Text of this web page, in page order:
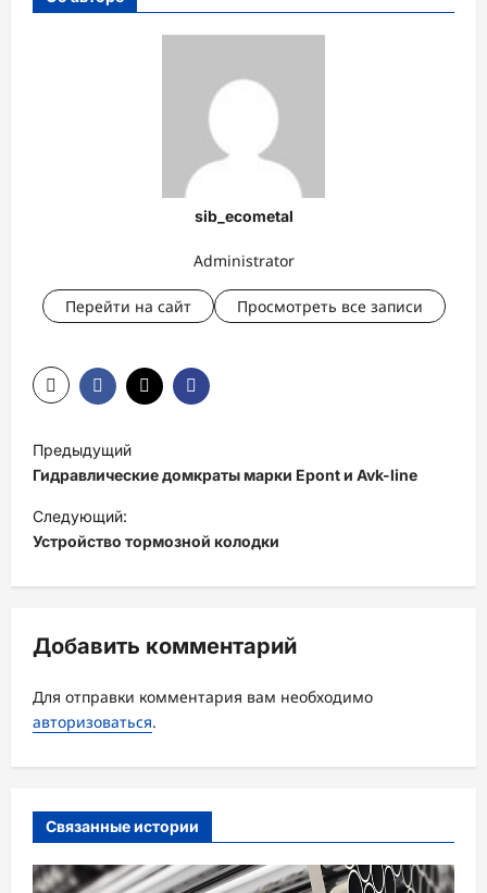
sib_ecometal
Administrator
Перейти на сайт Просмотреть все записи
а
в
и
ц
я
з
а
п
и
с
Предыдущий
Гидравлические домкраты марки Epont и Avk-line
Следующий:
Устройство тормозной колодки
Добавить комментарий
Для отправки комментария вам необходимо
авторизоваться.
Связанные истории